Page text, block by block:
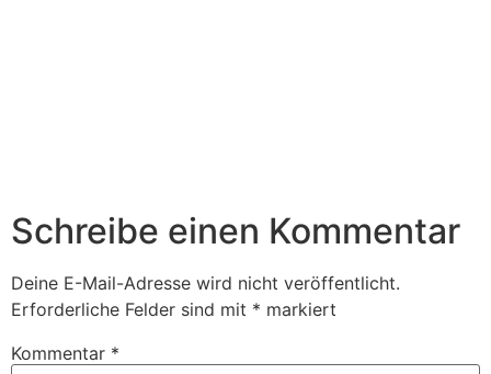
Schreibe einen Kommentar
Deine E-Mail-Adresse wird nicht veröffentlicht.
Erforderliche Felder sind mit * markiert
Kommentar *